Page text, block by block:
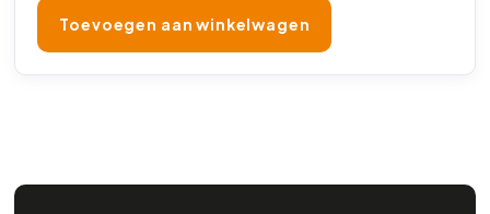
Toevoegen aan winkelwagen